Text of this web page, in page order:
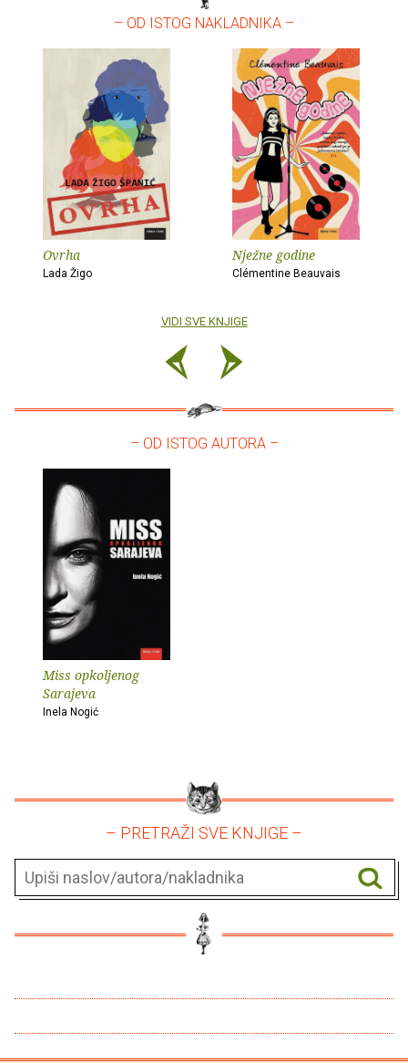
– OD ISTOG NAKLADNIKA –
Ovrha
Lada Žigo
Nježne godine
Clémentine Beauvais
VIDI SVE KNJIGE
– OD ISTOG AUTORA –
Miss opkoljenog
Sarajeva
Inela Nogić
– PRETRAŽI SVE KNJIGE –